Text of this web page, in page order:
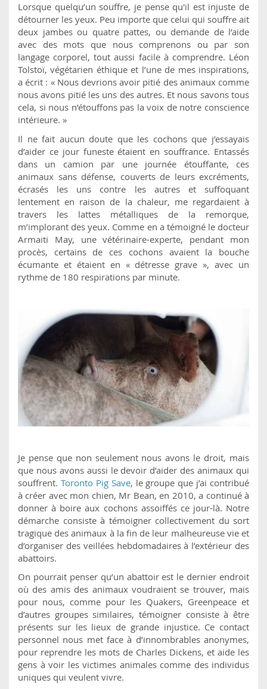
Lorsque quelqu’un souffre, je pense qu'il est injuste de
détourner les yeux. Peu importe que celui qui souffre ait
deux jambes ou quatre pattes, ou demande de l’aide
avec des mots que nous comprenons ou par son
langage corporel, tout aussi facile à comprendre. Léon
Tolstoï, végétarien éthique et l’une de mes inspirations,
a écrit : « Nous devrions avoir pitié des animaux comme
nous avons pitié les uns des autres. Et nous savons tous
cela, si nous n’étouffons pas la voix de notre conscience
intérieure. »
Il ne fait aucun doute que les cochons que j’essayais
d’aider ce jour funeste étaient en souffrance. Entassés
dans un camion par une journée étouffante, ces
animaux sans défense, couverts de leurs excréments,
écrasés les uns contre les autres et suffoquant
lentement en raison de la chaleur, me regardaient à
travers les lattes métalliques de la remorque,
m’implorant des yeux. Comme en a témoigné le docteur
Armaiti May, une vétérinaire-experte, pendant mon
procès, certains de ces cochons avaient la bouche
écumante et étaient en « détresse grave », avec un
rythme de 180 respirations par minute.
Je pense que non seulement nous avons le droit, mais
que nous avons aussi le devoir d’aider des animaux qui
souffrent. Toronto Pig Save, le groupe que j’ai contribué
à créer avec mon chien, Mr Bean, en 2010, a continué à
donner à boire aux cochons assoiffés ce jour-là. Notre
démarche consiste à témoigner collectivement du sort
tragique des animaux à la fin de leur malheureuse vie et
d’organiser des veillées hebdomadaires à l’extérieur des
abattoirs.
On pourrait penser qu’un abattoir est le dernier endroit
où des amis des animaux voudraient se trouver, mais
pour nous, comme pour les Quakers, Greenpeace et
d’autres groupes similaires, témoigner consiste à être
présents sur les lieux de grande injustice. Ce contact
personnel nous met face à d’innombrables anonymes,
pour reprendre les mots de Charles Dickens, et aide les
gens à voir les victimes animales comme des individus
uniques qui veulent vivre.